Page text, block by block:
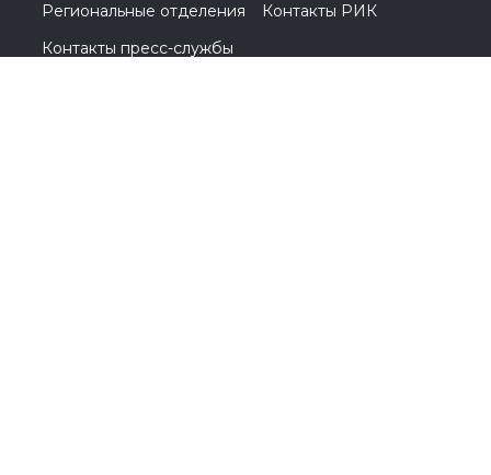
Региональные отделения
Контакты РИК
Контакты пресс-службы